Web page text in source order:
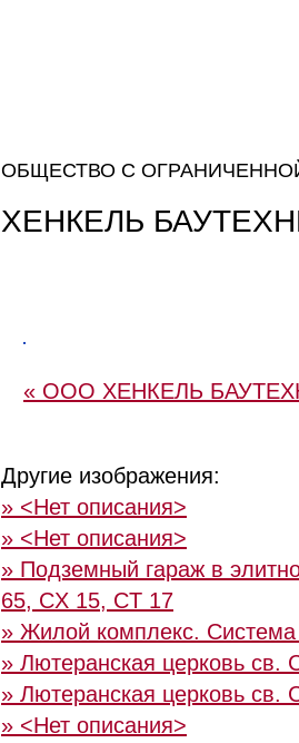
ОБЩЕСТВО С
ХЕНКЕЛЬ
« ООО ХЕНКЕЛЬ
Другие изображения:
» <Нет описания>
» <Нет описания>
» Подземный гараж в
65, CX 15, CT 17
» Жилой комплекс. Система
» Лютеранская церковь св.
» Лютеранская церковь
» <Нет описания>